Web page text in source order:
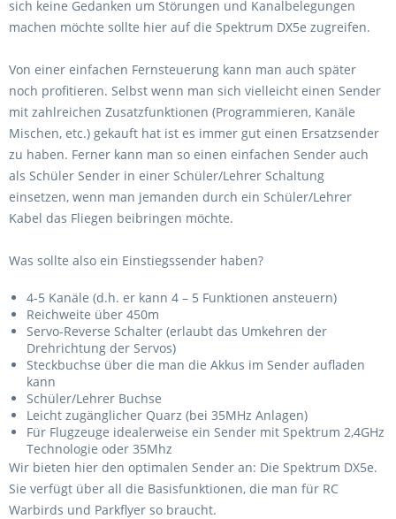
sich keine Gedanken um Störungen und Kanalbelegungen
machen möchte sollte hier auf die Spektrum DX5e zugreifen.
Von einer einfachen Fernsteuerung kann man auch später
noch profitieren. Selbst wenn man sich vielleicht einen Sender
mit zahlreichen Zusatzfunktionen (Programmieren, Kanäle
Mischen, etc.) gekauft hat ist es immer gut einen Ersatzsender
zu haben. Ferner kann man so einen einfachen Sender auch
als Schüler Sender in einer Schüler/Lehrer Schaltung
einsetzen, wenn man jemanden durch ein Schüler/Lehrer
Kabel das Fliegen beibringen möchte.
Was sollte also ein Einstiegssender haben?
4-5 Kanäle (d.h. er kann 4 – 5 Funktionen ansteuern)
Reichweite über 450m
Servo-Reverse Schalter (erlaubt das Umkehren der
Drehrichtung der Servos)
Steckbuchse über die man die Akkus im Sender aufladen
kann
Schüler/Lehrer Buchse
Leicht zugänglicher Quarz (bei 35MHz Anlagen)
Für Flugzeuge idealerweise ein Sender mit Spektrum 2,4GHz
Technologie oder 35Mhz
Wir bieten hier den optimalen Sender an: Die Spektrum DX5e.
Sie verfügt über all die Basisfunktionen, die man für RC
Warbirds und Parkflyer so braucht.